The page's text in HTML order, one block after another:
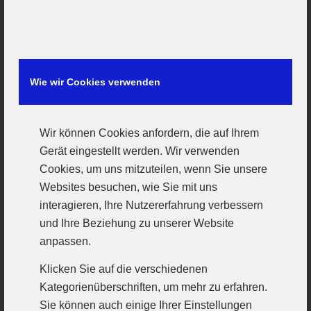
Wie wir Cookies verwenden
Wir können Cookies anfordern, die auf Ihrem
Gerät eingestellt werden. Wir verwenden
Cookies, um uns mitzuteilen, wenn Sie unsere
Websites besuchen, wie Sie mit uns
interagieren, Ihre Nutzererfahrung verbessern
und Ihre Beziehung zu unserer Website
anpassen.
Klicken Sie auf die verschiedenen
Kategorienüberschriften, um mehr zu erfahren.
Sie können auch einige Ihrer Einstellungen
passiert ist besteht die Chance auf zwei
Punkte. Unsere VfL Damen haben nichts zu
verlieren und werden deshalb auch, wie bisher,
kämpfen.
Die Gastgeber haben eine (laut)starke
Fangemeinschaft und schon im vergangenen
Jahr wurden die Zuschauer vor dem Anpfiff und
in der Halbzeitpause mit Showeinlagen
unterhalten. Für Unterhaltung auf und neben
dem Parkett wird also gesorgt sein. Viele
Gründe für VfL Fans die Reise mit der